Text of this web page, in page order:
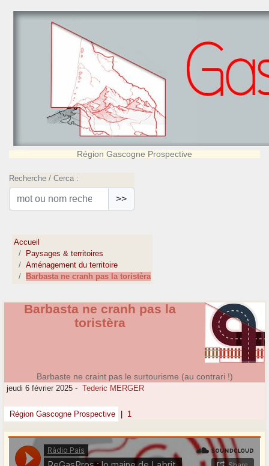
Région Gascogne Prospective
Recherche / Cerca :
>>
Accueil
Paysages & territoires
Aménagement du territoire
Barbasta ne cranh pas la toristèra
Barbasta ne cranh pas la
toristèra
Barbaste ne craint pas le surtourisme (au contrari !)
jeudi 6 février 2025 - Tederic MERGER
Région Gascogne Prospective 1